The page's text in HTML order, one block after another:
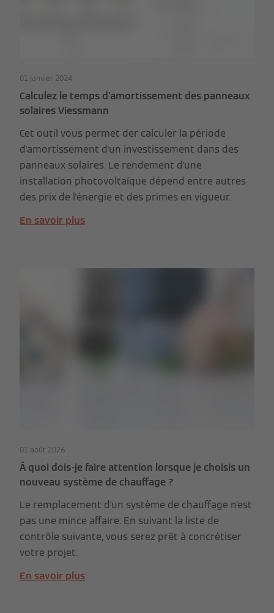
01 janvier 2024
Calculez le temps d’amortissement des panneaux
solaires Viessmann
Cet outil vous permet der calculer la période
d'amortissement d'un investissement dans des
panneaux solaires. Le rendement d'une
installation photovoltaïque dépend entre autres
des prix de l'énergie et des primes en vigueur.
En savoir plus
01 août 2026
À quoi dois-je faire attention lorsque je choisis un
nouveau système de chauffage ?
Le remplacement d'un système de chauffage n’est
pas une mince affaire. En suivant la liste de
contrôle suivante, vous serez prêt à concrétiser
votre projet.
En savoir plus